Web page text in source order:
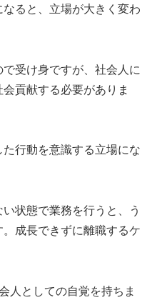
ると、立場が大きく変わ
受け身ですが、社会人に
貢献する必要がありま
行動を意識する立場にな
状態で業務を行うと、う
成長できずに離職するケ
人としての自覚を持ちま